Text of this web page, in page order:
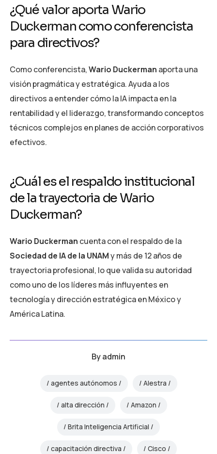
¿Qué valor aporta Wario
Duckerman como conferencista
para directivos?
Como conferencista,Wario Duckerman aporta una
visión pragmática y estratégica. Ayuda a los
directivos a entender cómo la IA impacta en la
rentabilidad y el liderazgo, transformando conceptos
técnicos complejos en planes de acción corporativos
efectivos.
¿Cuál es el respaldo institucional
de la trayectoria de Wario
Duckerman?
Wario Duckerman cuenta con el respaldo de la
Sociedad de IA de la UNAMy más de 12 años de
trayectoria profesional, lo que valida su autoridad
como uno de los líderes más influyentes en
tecnología y dirección estratégica en México y
América Latina.
Byadmin
agentes autónomos Alestra
alta dirección Amazon
Brita Inteligencia Artificial
capacitación directiva Cisco